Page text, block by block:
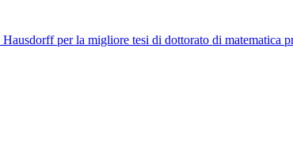
per la migliore tesi di dottorato di matematica